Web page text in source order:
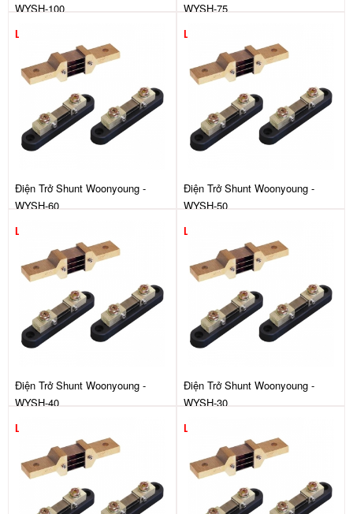
WYSH-100
Liên hệ
WYSH-75
Liên hệ
Điện Trở Shunt Woonyoung -
WYSH-60
Liên hệ
Điện Trở Shunt Woonyoung -
WYSH-50
Liên hệ
Điện Trở Shunt Woonyoung -
WYSH-40
Liên hệ
Điện Trở Shunt Woonyoung -
WYSH-30
Liên hệ